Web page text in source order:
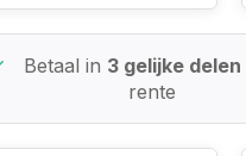
Betaal in 3 gelijke delen
rente